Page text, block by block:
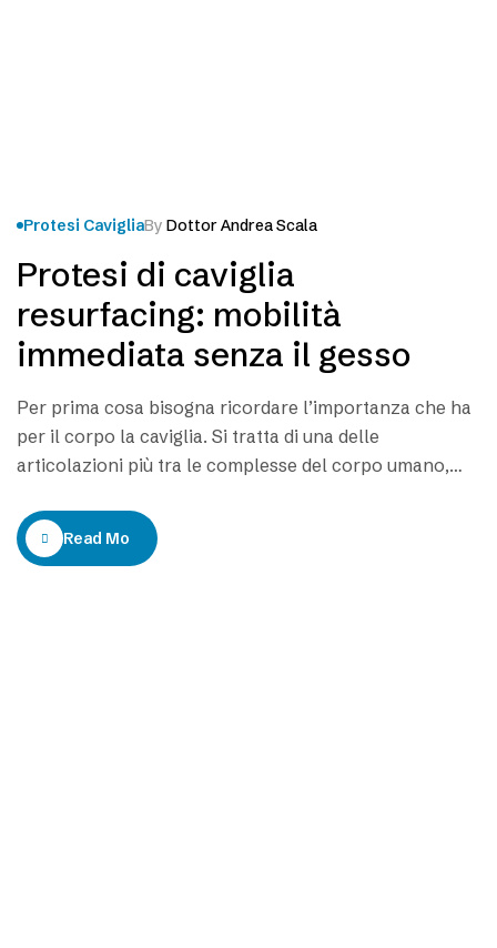
Protesi CavigliaBy Dottor Andrea Scala
Protesi di caviglia
resurfacing: mobilità
immediata senza il gesso
Per prima cosa bisogna ricordare l’importanza che ha
per il corpo la caviglia. Si tratta di una delle
articolazioni più tra le complesse del corpo umano,
movimento e che ogni giorno viene sollecitata e
sottoposta a stress, anche quando non ce ne
Read More